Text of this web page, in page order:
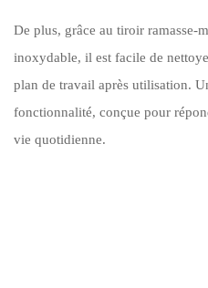
De plus, grâce au tiroir ramasse-
inoxydable, il est facile de
plan de travail après utilisation.
fonctionnalité, conçue pour
vie quotidienne.